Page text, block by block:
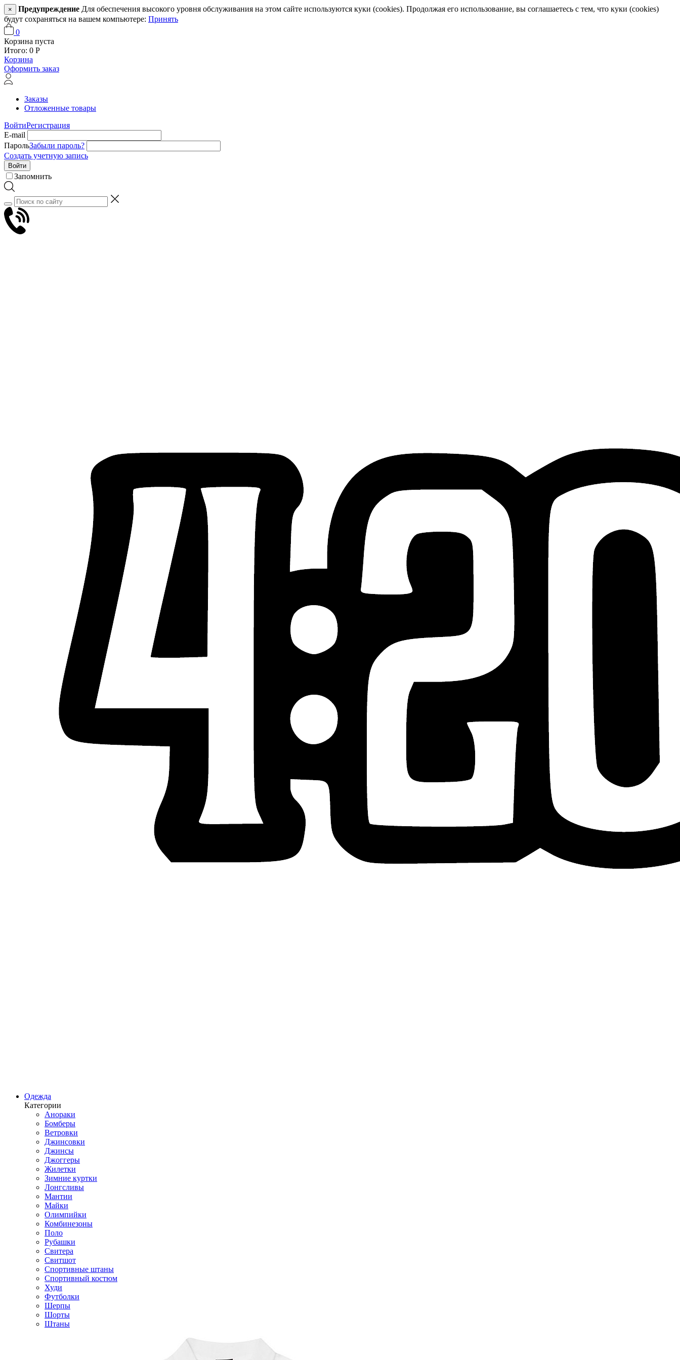
× Предупреждение Для обеспечения высокого уровня обслуживания на этом сайте используются куки (cookies). Продолжая его использование, вы соглашаетесь с тем, что куки (cookies)
будут сохраняться на вашем компьютере: Принять
0
Корзина пуста
Итого: 0 Р
Корзина
Оформить заказ
Заказы
Отложенные товары
ВойтиРегистрация
E-mail
ПарольЗабыли пароль?
Создать учетную запись
Войти
Запомнить
Одежда
Категории
Анораки
Бомберы
Ветровки
Джинсовки
Джинсы
Джоггеры
Жилетки
Зимние куртки
Лонгсливы
Мантии
Майки
Олимпийки
Комбинезоны
Поло
Рубашки
Свитера
Свитшот
Спортивные штаны
Спортивный костюм
Худи
Футболки
Шерпы
Шорты
Штаны